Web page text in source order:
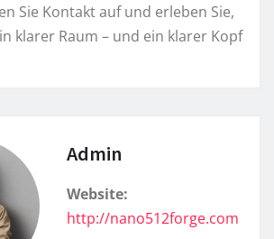
Sie Kontakt auf und erleben Sie,
klarer Raum – und ein klarer Kopf
Admin
Website:
http://nano512forge.com